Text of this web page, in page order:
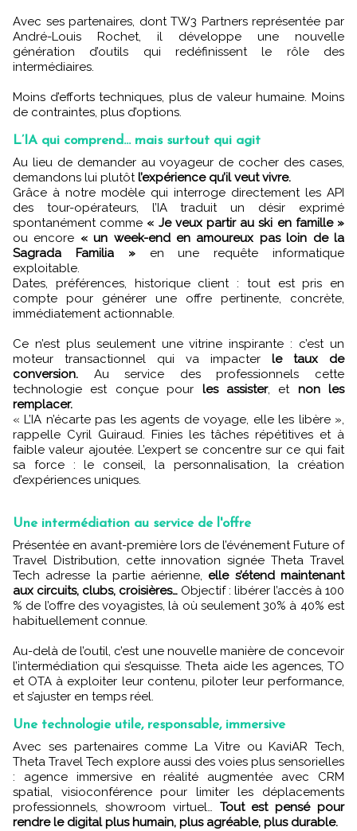
Avec ses partenaires, dont TW3 Partners représentée par
André-Louis Rochet, il développe une nouvelle
génération d’outils qui redéfinissent le rôle des
intermédiaires.
Moins d’efforts techniques, plus de valeur humaine. Moins
de contraintes, plus d’options.
L’IA qui comprend... mais surtout qui agit
Au lieu de demander au voyageur de cocher des cases,
demandons lui plutôtl’expérience qu’il veut vivre.
Grâce à notre modèle qui interroge directement les API
des tour-opérateurs, l’IA traduit un désir exprimé
spontanément comme « Je veux partir au ski en famille »
ou encore « un week-end en amoureux pas loin de la
Sagrada Familia »en une requête informatique
exploitable.
Dates, préférences, historique client : tout est pris en
compte pour générer une offre pertinente, concrète,
immédiatement actionnable.
Ce n’est plus seulement une vitrine inspirante : c’est un
moteur transactionnel qui va impacter le taux de
conversion. Au service des professionnels cette
technologie est conçue pour les assister, et non les
remplacer.
« L’IA n’écarte pas les agents de voyage, elle les libère »,
rappelle Cyril Guiraud. Finies les tâches répétitives et à
faible valeur ajoutée. L’expert se concentre sur ce qui fait
sa force : le conseil, la personnalisation, la création
d’expériences uniques.
Une intermédiation au service de l'offre
Présentée en avant-première lors de l’événement Future of
Travel Distribution, cette innovation signée Theta Travel
Tech adresse la partie aérienne, elle s’étend maintenant
aux circuits, clubs, croisières… Objectif : libérer l’accès à 100
% de l’offre des voyagistes, là où seulement 30% à 40% est
habituellement connue.
Au-delà de l’outil, c’est une nouvelle manière de concevoir
l’intermédiation qui s’esquisse. Theta aide les agences, TO
et OTA à exploiter leur contenu, piloter leur performance,
et s’ajuster en temps réel.
Une technologie utile, responsable, immersive
Avec ses partenaires comme La Vitre ou KaviAR Tech,
Theta Travel Tech explore aussi des voies plus sensorielles
: agence immersive en réalité augmentée avec CRM
spatial, visioconférence pour limiter les déplacements
professionnels, showroom virtuel… Tout est pensé pour
rendre le digital plus humain, plus agréable, plus durable.